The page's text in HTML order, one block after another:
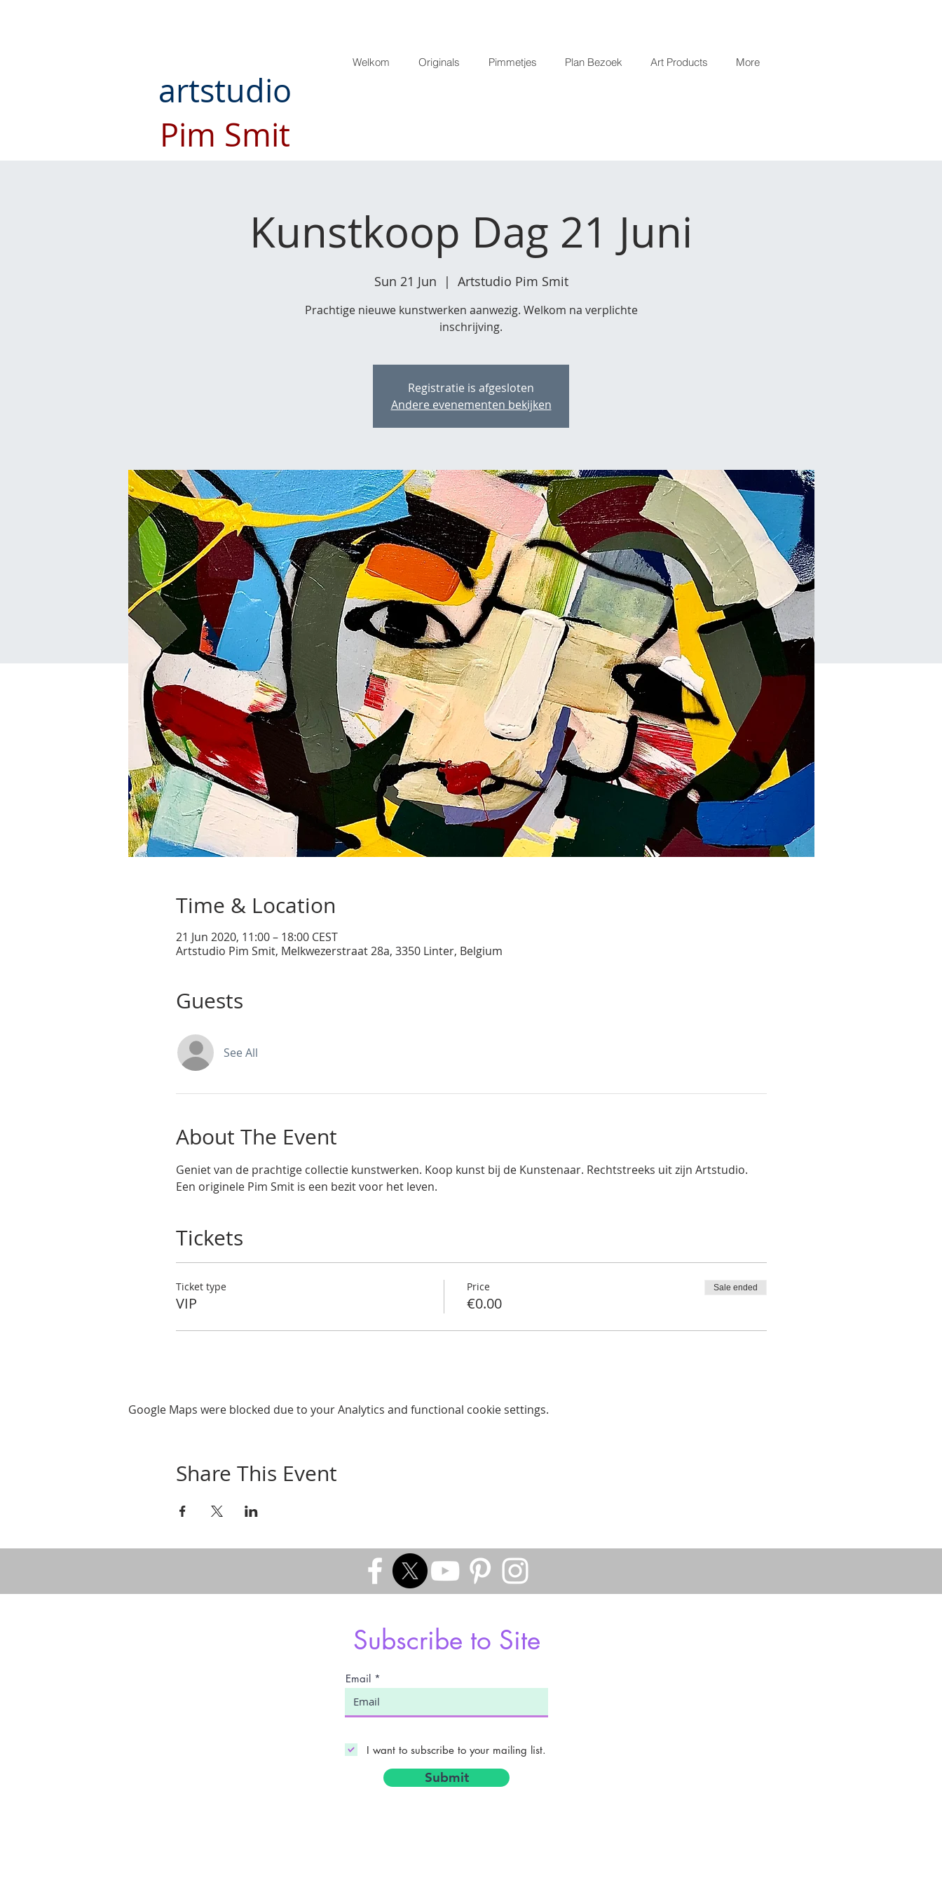
artstudio
Pim Smit
Welkom Originals Pimmetjes Plan Bezoek Art Products More
Kunstkoop Dag 21 Juni
Sun 21 Jun
  |
Artstudio Pim Smit
Prachtige nieuwe kunstwerken aanwezig. Welkom na verplichte
inschrijving.
Registratie is afgesloten
Andere evenementen bekijken
Time & Location
21 Jun 2020, 11:00 – 18:00 CEST
Artstudio Pim Smit, Melkwezerstraat 28a, 3350 Linter, Belgium
Guests
See All
About The Event
Geniet van de prachtige collectie kunstwerken. Koop kunst bij de Kunstenaar. Rechtstreeks uit zijn Artstudio.
Een originele Pim Smit is een bezit voor het leven.
Tickets
Ticket type
VIP
Price
€0.00
Sale ended
Google Maps were blocked due to your Analytics and functional cookie settings.
Share This Event
Subscribe to Site
Email
I want to subscribe to your mailing list.
Submit